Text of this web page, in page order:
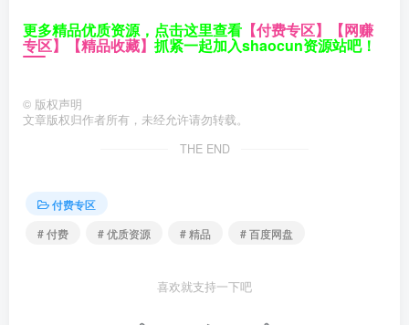
更多精品优质资源，点击这里查看 【付费专区】 【网赚
专区】 【精品收藏】 抓紧一起加入shaocun资源站吧！
© 版权声明
文章版权归作者所有，未经允许请勿转载。
THE END
付费专区
# 付费
# 优质资源 # 精品 # 百度网盘
喜欢就支持一下吧